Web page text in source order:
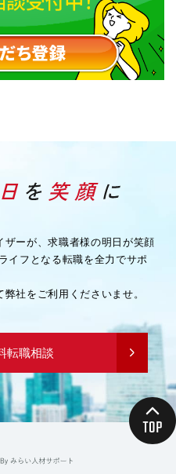
ーが、求職者様の明日が笑顔
イフとなる転職を全力でサポ
社をご利用くださいませ。
転職相談